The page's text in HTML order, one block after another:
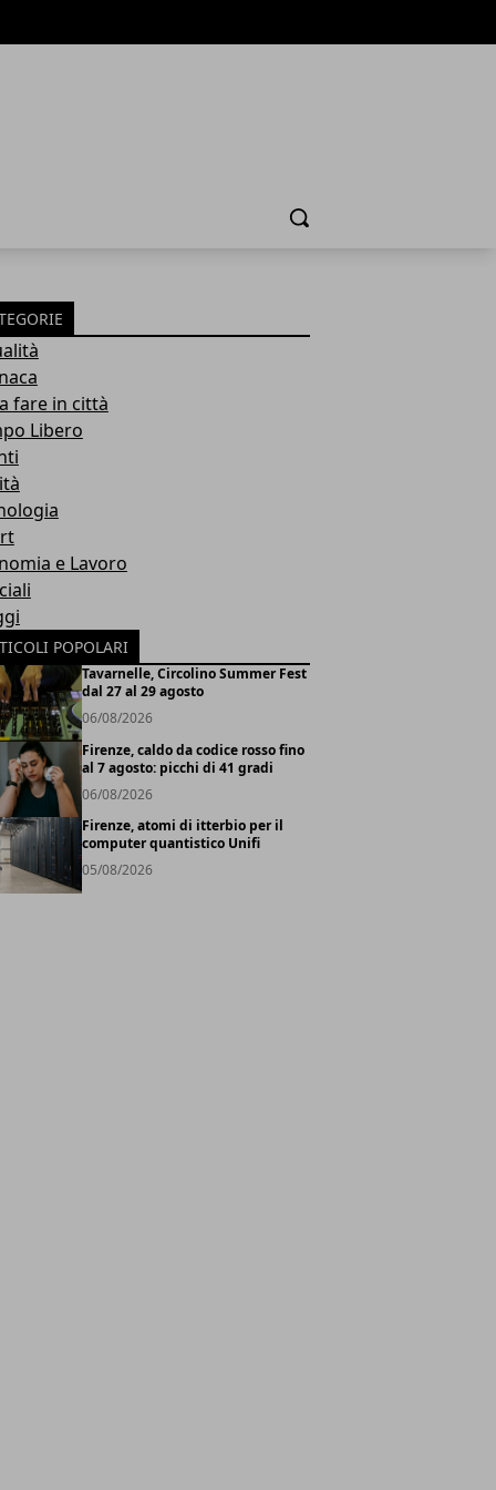
Cerca
fare in città
Libero
e Lavoro
POPOLARI
Tavarnelle, Circolino Summer Fest
dal 27 al 29 agosto
06/08/2026
Firenze, caldo da codice rosso fino
al 7 agosto: picchi di 41 gradi
06/08/2026
Firenze, atomi di itterbio per il
computer quantistico Unifi
05/08/2026